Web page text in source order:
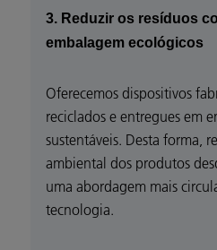
3. Reduzir os resíduos
embalagem ecológicos
Oferecemos dispositivos
reciclados e entregues em
sustentáveis. Desta forma,
ambiental dos produtos
uma abordagem mais
tecnologia.